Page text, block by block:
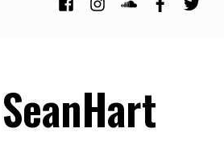
SeanHart